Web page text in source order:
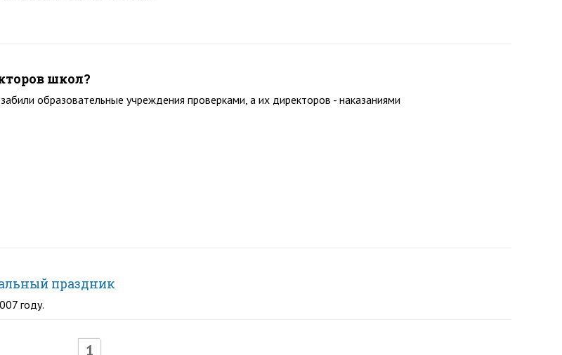
школ?
образовательные учреждения проверками, а их директоров - наказаниями
праздник
году.
1